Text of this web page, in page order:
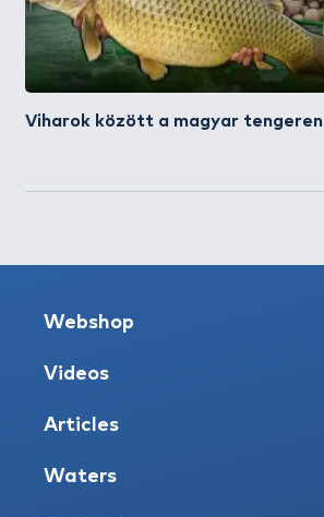
Viharok között a magyar tengeren
Webshop
Videos
Articles
Waters